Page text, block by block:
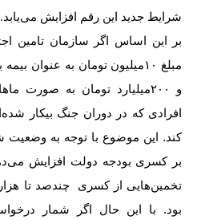
شرایط جدید این رقم افزایش می‌یابد.
بر این اساس اگر سازمان تامین
و ۲۰۰‌میلیارد تومان به صورت
افرادی که در دوران جنگ بیکار
کند. این موضوع با توجه به وضعیت
بر کسری بودجه دولت افزایش
تخمین‌هایی از کسری چندصد تا
بود. با این حال اگر شمار